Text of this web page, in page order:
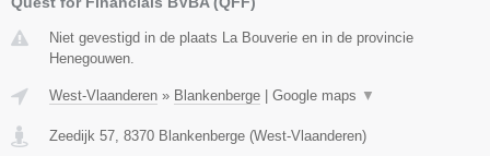
Niet gevestigd in de plaats La Bouverie en in de provincie
Henegouwen.
West-Vlaanderen » Blankenberge Google maps ▼
Zeedijk 57, 8370 Blankenberge (West-Vlaanderen)